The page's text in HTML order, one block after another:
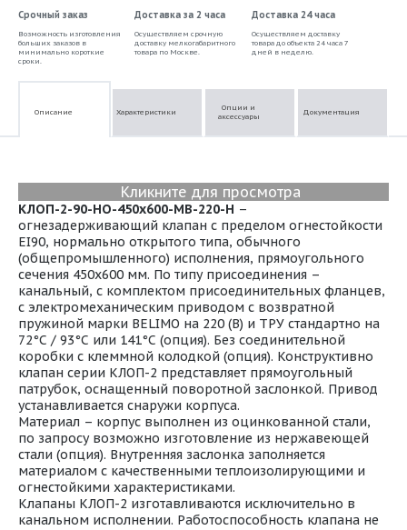
Срочный заказ
Возможность изготовления
больших заказов в
минимально короткие
сроки.
Доставка за 2 часа
Осуществляем срочную
доставку мелкогабаритного
товара по Москве.
Доставка 24 часа
Осуществляем доставку
товара до объекта 24 часа 7
дней в неделю.
Описание Характеристики
Опции и
аксессуары
Документация
Кликните для просмотра
КЛОП-2-90-НО-450х600-МВ-220-Н –
огнезадерживающий клапан с пределом огнестойкости
EI90, нормально открытого типа, обычного
(общепромышленного) исполнения, прямоугольного
сечения 450х600 мм. По типу присоединения –
канальный, с комплектом присоединительных фланцев,
с электромеханическим приводом с возвратной
пружиной марки BELIMO на 220 (В) и ТРУ стандартно на
72°С / 93°С или 141°С (опция). Без соединительной
коробки с клеммной колодкой (опция). Конструктивно
клапан серии КЛОП-2 представляет прямоугольный
патрубок, оснащенный поворотной заслонкой. Привод
устанавливается снаружи корпуса.
Материал – корпус выполнен из оцинкованной стали,
по запросу возможно изготовление из нержавеющей
стали (опция). Внутренняя заслонка заполняется
материалом с качественными теплоизолирующими и
огнестойкими характеристиками.
Клапаны КЛОП-2 изготавливаются исключительно в
канальном исполнении. Работоспособность клапана не